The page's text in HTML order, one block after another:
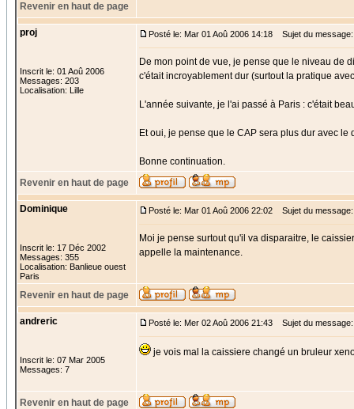
Revenir en haut de page
proj
Inscrit le: 01 Aoû 2006
Messages: 203
Localisation: Lille
Posté le: Mar 01 Aoû 2006 14:18 Sujet du message:
De mon point de vue, je pense que le niveau de
c'était incroyablement dur (surtout la pratique
L'année suivante, je l'ai passé à Paris : c'était
Et oui, je pense que le CAP sera plus dur avec
Bonne continuation.
Revenir en haut de page
Dominique
Inscrit le: 17 Déc 2002
Messages: 355
Localisation: Banlieue ouest
Paris
Posté le: Mar 01 Aoû 2006 22:02 Sujet du message:
Moi je pense surtout qu'il va disparaitre, le
appelle la maintenance.
Revenir en haut de page
andreric
Inscrit le: 07 Mar 2005
Messages: 7
Posté le: Mer 02 Aoû 2006 21:43 Sujet du message:
je vois mal la caissiere changé un bruleur
Revenir en haut de page